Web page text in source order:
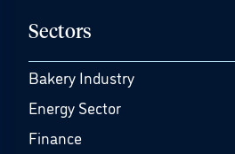
Sectors
Bakery Industry
Energy Sector
Finance